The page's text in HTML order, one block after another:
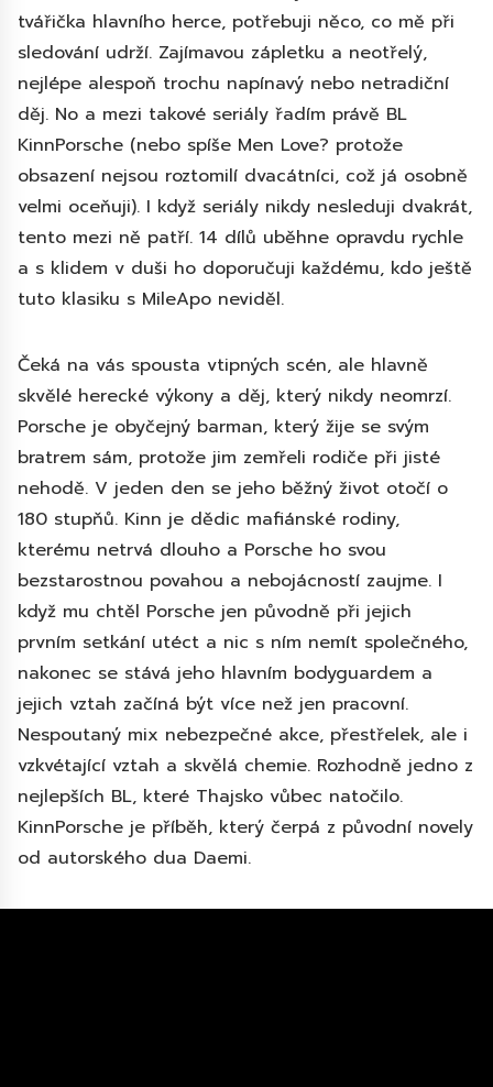
tvářička hlavního herce, potřebuji něco, co mě při
sledování udrží. Zajímavou zápletku a neotřelý,
nejlépe alespoň trochu napínavý nebo netradiční
děj. No a mezi takové seriály řadím právě BL
KinnPorsche (nebo spíše Men Love? protože
obsazení nejsou roztomilí dvacátníci, což já osobně
velmi oceňuji). I když seriály nikdy nesleduji dvakrát,
tento mezi ně patří. 14 dílů uběhne opravdu rychle
a s klidem v duši ho doporučuji každému, kdo ještě
tuto klasiku s MileApo neviděl.
Čeká na vás spousta vtipných scén, ale hlavně
skvělé herecké výkony a děj, který nikdy neomrzí.
Porsche je obyčejný barman, který žije se svým
bratrem sám, protože jim zemřeli rodiče při jisté
nehodě. V jeden den se jeho běžný život otočí o
180 stupňů. Kinn je dědic mafiánské rodiny,
kterému netrvá dlouho a Porsche ho svou
bezstarostnou povahou a nebojácností zaujme. I
když mu chtěl Porsche jen původně při jejich
prvním setkání utéct a nic s ním nemít společného,
nakonec se stává jeho hlavním bodyguardem a
jejich vztah začíná být více než jen pracovní.
Nespoutaný mix nebezpečné akce, přestřelek, ale i
vzkvétající vztah a skvělá chemie. Rozhodně jedno z
nejlepších BL, které Thajsko vůbec natočilo.
KinnPorsche je příběh, který čerpá z původní novely
od autorského dua Daemi.